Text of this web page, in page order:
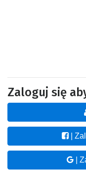
Zaloguj się
|
|